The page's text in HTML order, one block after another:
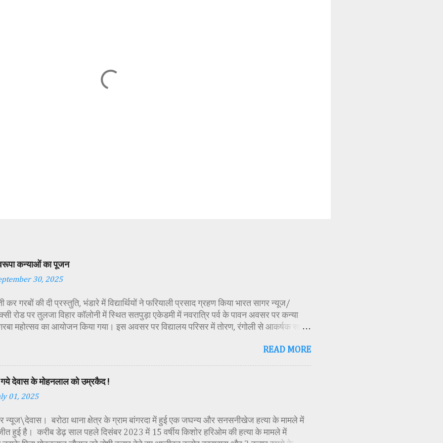
कन्याओं का पूजन
30, 2025
कर गरबों की दी प्रस्तुति, भंडारे में विद्यार्थियों ने फरियाली प्रसाद ग्रहण किया भारत सागर न्यूज/
रोड पर तुलजा विहार कॉलोनी में स्थित सतपुड़ा एकेडमी में नवरात्रि पर्व के पावन अवसर पर कन्या
महोत्सव का आयोजन किया गया। इस अवसर पर विद्यालय परिसर में तोरण, रंगोली से आकर्षक साज-
पॉलिटेक्निक कॉलेज प्राचार्य डा. सोनल भाटी, वैभव विहार शिक्षा समिति अध्यक्ष एवं भाजपा जिला
यादव, महिला बाल विकास विभाग पर्यवेक्षक कविता ठाकुर ने मातारानी की मूर्ति एवं अखंड ज्योत का
पूजन-अर्चन किया। पं. मयंक द्विवेदी के आचार्यत्व में वैदिक मंत्रोच्चार के बीच देवी शक्ति स्वरूपा
विधिविधान पूर्वक पूजन-अर्चन किया गया। कार्यक्रम में अतिथिजनों ने वैदिक मंत्रोच्चार के बीच देवी
READ MORE
देवास के मोहनलाल को उम्रकैद !
01, 2025
न्यूज\देवास। बरोठा थाना क्षेत्र के ग्राम बांगरदा में हुई एक जघन्य और सनसनीखेज हत्या के मामले में
हुई है। करीब डेढ़ साल पहले दिसंबर 2023 में 15 वर्षीय किशोर हरिओम की हत्या के मामले में